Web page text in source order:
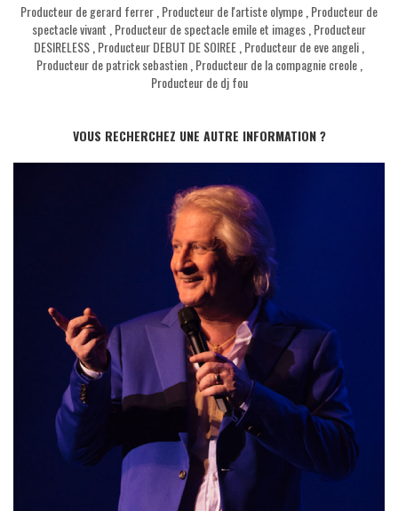
Producteur de gerard ferrer Producteur de l'artiste olympe Producteur de
spectacle vivant Producteur de spectacle emile et images Producteur
DESIRELESS Producteur DEBUT DE SOIREE Producteur de eve angeli
Producteur de patrick sebastien, Producteur de la compagnie creole,
Producteur de dj fou
VOUS RECHERCHEZ UNE AUTRE INFORMATION ?